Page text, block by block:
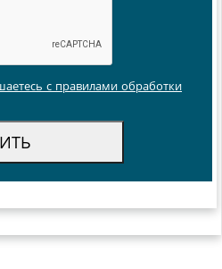
с правилами обработки